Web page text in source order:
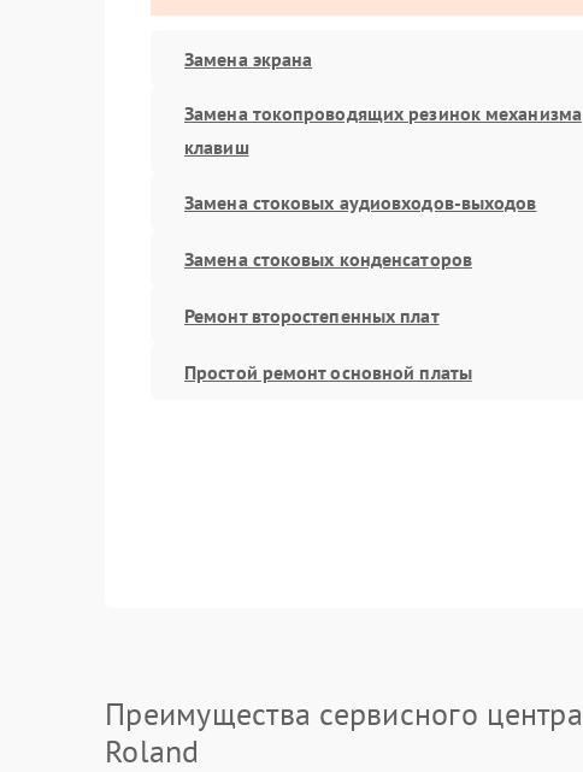
Замена экрана
Замена токопроводящих резинок механизма
клавиш
Замена стоковых аудиовходов-выходов
Замена стоковых конденсаторов
Ремонт второстепенных плат
Простой ремонт основной платы
Преимущества сервисного центра
Roland